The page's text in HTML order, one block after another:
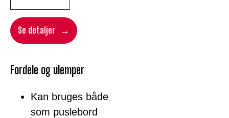
Fordele og ulemper
Kan bruges både
som puslebord
Se detaljer